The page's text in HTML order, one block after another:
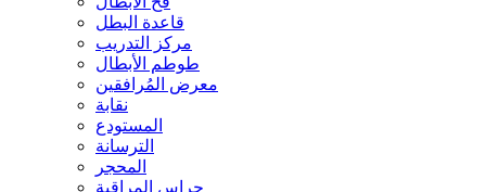
قاعدة البطل
مركز التدريب
طوطم الأبطال
معرض المُرافقين
نقابة
المستودع
الترسانة
المحجر
حراس المراقبة